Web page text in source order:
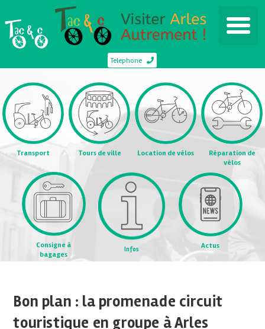
Telephone
Transport Tours de ville Location de vélos
Réparation de
vélos
Consigne à
bagages
Infos Actus
Bon plan : la promenade circuit
touristique en groupe à Arles